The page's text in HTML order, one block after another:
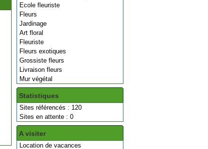
Ecole fleuriste
Fleurs
Jardinage
Art floral
Fleuriste
Fleurs exotiques
Grossiste fleurs
Livraison fleurs
Mur végétal
Statistiques
Sites référencés : 120
Sites en attente : 0
A visiter
Location de vacances